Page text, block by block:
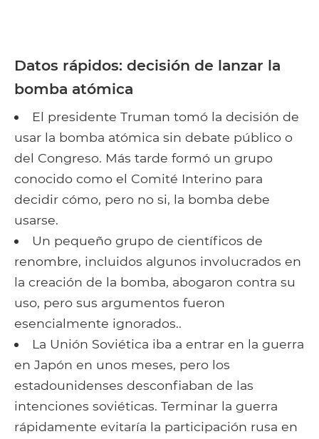
Datos rápidos: decisión de lanzar la
bomba atómica
El presidente Truman tomó la decisión de
usar la bomba atómica sin debate público o
del Congreso. Más tarde formó un grupo
conocido como el Comité Interino para
decidir cómo, pero no si, la bomba debe
usarse.
Un pequeño grupo de científicos de
renombre, incluidos algunos involucrados en
la creación de la bomba, abogaron contra su
uso, pero sus argumentos fueron
esencialmente ignorados..
La Unión Soviética iba a entrar en la guerra
en Japón en unos meses, pero los
estadounidenses desconfiaban de las
intenciones soviéticas. Terminar la guerra
rápidamente evitaría la participación rusa en